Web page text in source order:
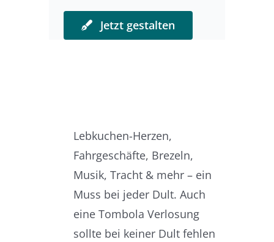
Lebkuchen-Herzen,
Fahrgeschäfte, Brezeln,
Musik, Tracht & mehr – ein
Muss bei jeder Dult. Auch
eine Tombola Verlosung
sollte bei keiner Dult fehlen
Jetzt gestalten